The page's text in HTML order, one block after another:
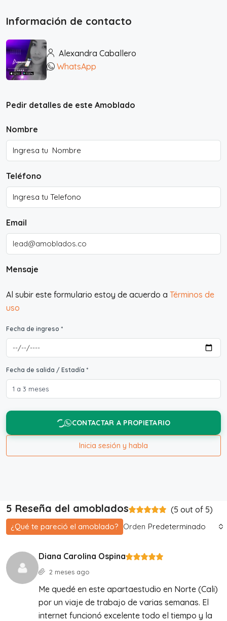
Información de contacto
Alexandra Caballero
WhatsApp
Pedir detalles de este Amoblado
Nombre
Teléfono
Email
Mensaje
Al subir este formulario estoy de acuerdo a Términos de
uso
Fecha de ingreso *
Fecha de salida / Estadía *
CONTACTAR A PROPIETARIO
Inicia sesión y habla
5 Reseña del amoblados (5 out of 5)
Orden Predeterminado
¿Qué te pareció el amoblado?
Diana Carolina Ospina
2 meses ago
Me quedé en este apartaestudio en Norte (Cali)
por un viaje de trabajo de varias semanas. El
internet funcionó excelente todo el tiempo y la